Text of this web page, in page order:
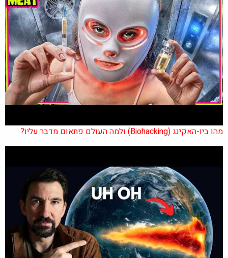
מהו ביו-האקינג (Biohacking) ולמה העולם פתאום מדבר עליו?